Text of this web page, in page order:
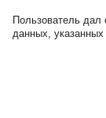
Пользователь дал
данных,